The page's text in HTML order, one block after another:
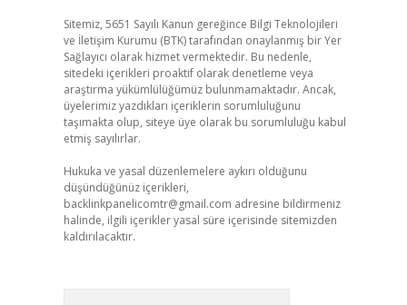
Sitemiz, 5651 Sayılı Kanun gereğince Bilgi Teknolojileri
ve İletişim Kurumu (BTK) tarafından onaylanmış bir Yer
Sağlayıcı olarak hizmet vermektedir. Bu nedenle,
sitedeki içerikleri proaktif olarak denetleme veya
araştırma yükümlülüğümüz bulunmamaktadır. Ancak,
üyelerimiz yazdıkları içeriklerin sorumluluğunu
taşımakta olup, siteye üye olarak bu sorumluluğu kabul
etmiş sayılırlar.
Hukuka ve yasal düzenlemelere aykırı olduğunu
düşündüğünüz içerikleri,
backlinkpanelicomtr@gmail.com adresine bildirmeniz
halinde, ilgili içerikler yasal süre içerisinde sitemizden
kaldırılacaktır.